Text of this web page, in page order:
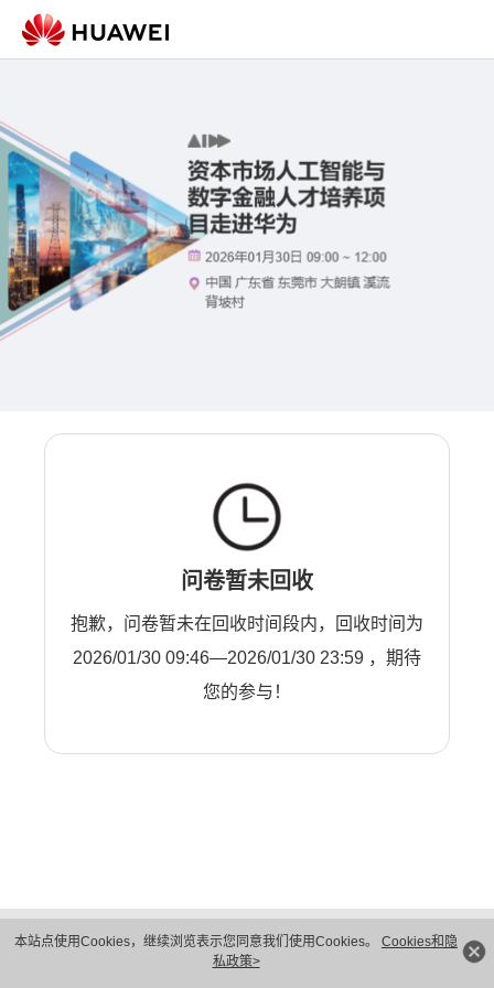
本站点使用Cookies，继续浏览表示您同意我们使用Cookies。 Cookies和隐
私政策>
问卷暂未回收
抱歉，问卷暂未在回收时间段内，回收时间为
2026/01/30 09:46—2026/01/30 23:59 ，期待
您的参与！
隐私保护
法律声明